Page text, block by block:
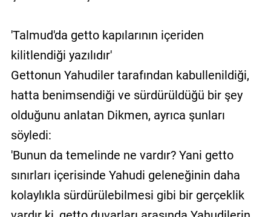
'Talmud'da getto kapılarının içeriden
kilitlendiği yazılıdır'
Gettonun Yahudiler tarafından kabullenildiği,
hatta benimsendiği ve sürdürüldüğü bir şey
olduğunu anlatan Dikmen, ayrıca şunları
söyledi:
'Bunun da temelinde ne vardır? Yani getto
sınırları içerisinde Yahudi geleneğinin daha
kolaylıkla sürdürülebilmesi gibi bir gerçeklik